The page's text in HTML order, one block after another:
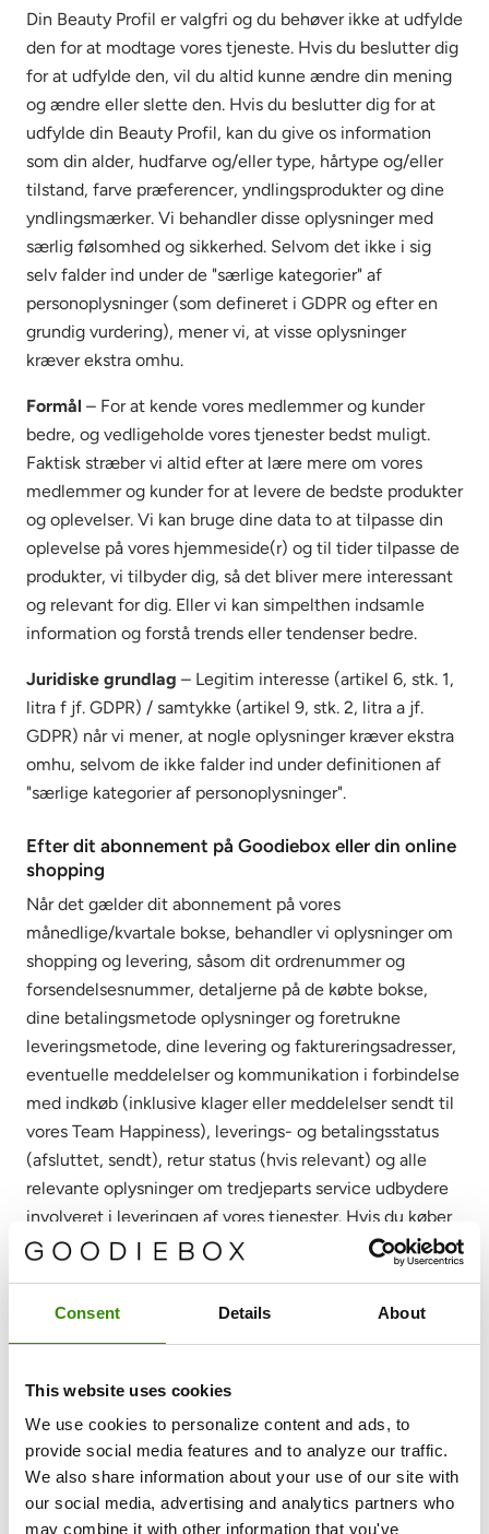
Consent Details About
This website uses cookies
We use cookies to personalize content and ads, to
provide social media features and to analyze our traffic.
We also share information about your use of our site with
our social media, advertising and analytics partners who
may combine it with other information that you've
Din Beauty Profil er valgfri og du behøver ikke at udfylde
den for at modtage vores tjeneste. Hvis du beslutter dig
for at udfylde den, vil du altid kunne ændre din mening
og ændre eller slette den. Hvis du beslutter dig for at
udfylde din Beauty Profil, kan du give os information
som din alder, hudfarve og/eller type, hårtype og/eller
tilstand, farve præferencer, yndlingsprodukter og dine
yndlingsmærker. Vi behandler disse oplysninger med
særlig følsomhed og sikkerhed. Selvom det ikke i sig
selv falder ind under de "særlige kategorier" af
personoplysninger (som defineret i GDPR og efter en
grundig vurdering), mener vi, at visse oplysninger
kræver ekstra omhu.
Formål – For at kende vores medlemmer og kunder
bedre, og vedligeholde vores tjenester bedst muligt.
Faktisk stræber vi altid efter at lære mere om vores
medlemmer og kunder for at levere de bedste produkter
og oplevelser. Vi kan bruge dine data to at tilpasse din
oplevelse på vores hjemmeside(r) og til tider tilpasse de
produkter, vi tilbyder dig, så det bliver mere interessant
og relevant for dig. Eller vi kan simpelthen indsamle
information og forstå trends eller tendenser bedre.
Juridiske grundlag – Legitim interesse (artikel 6, stk. 1,
litra f jf. GDPR) / samtykke (artikel 9, stk. 2, litra a jf.
GDPR) når vi mener, at nogle oplysninger kræver ekstra
omhu, selvom de ikke falder ind under definitionen af
"særlige kategorier af personoplysninger".
Efter dit abonnement på Goodiebox eller din online
shopping
Når det gælder dit abonnement på vores
månedlige/kvartale bokse, behandler vi oplysninger om
shopping og levering, såsom dit ordrenummer og
forsendelsesnummer, detaljerne på de købte bokse,
dine betalingsmetode oplysninger og foretrukne
leveringsmetode, dine levering og faktureringsadresser,
eventuelle meddelelser og kommunikation i forbindelse
med indkøb (inklusive klager eller meddelelser sendt til
vores Team Happiness), leverings- og betalingsstatus
(afsluttet, sendt), retur status (hvis relevant) og alle
relevante oplysninger om tredjeparts service udbydere
involveret i leveringen af vores tjenester. Hvis du køber
produkter online via vores webshop, kan de samme
Formål– For at give dig vores tjenester (dvs. behandle
dine ordrer og levere vores produkter i henhold til dine
Juridiske grundlag– Opfyldelse af en kontrakt (artikel
6, stk. 1, litra b jf. GDPR) / legitim interesse (artikel 6,
stk. 1, litra f jf. GDPR)